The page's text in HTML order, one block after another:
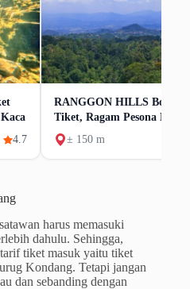
4.7
RANGGON HILLS Bogor
Tiket, Ragam Pesona Dan
± 150 m
harus memasuki
dahulu. Sehingga,
tiket masuk yaitu tiket
Kondang. Tetapi jangan
dan sebanding dengan